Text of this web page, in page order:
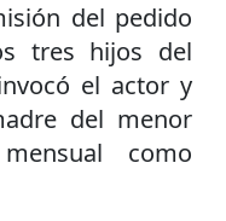
del pedido
tres hijos del
el actor y
del menor
como